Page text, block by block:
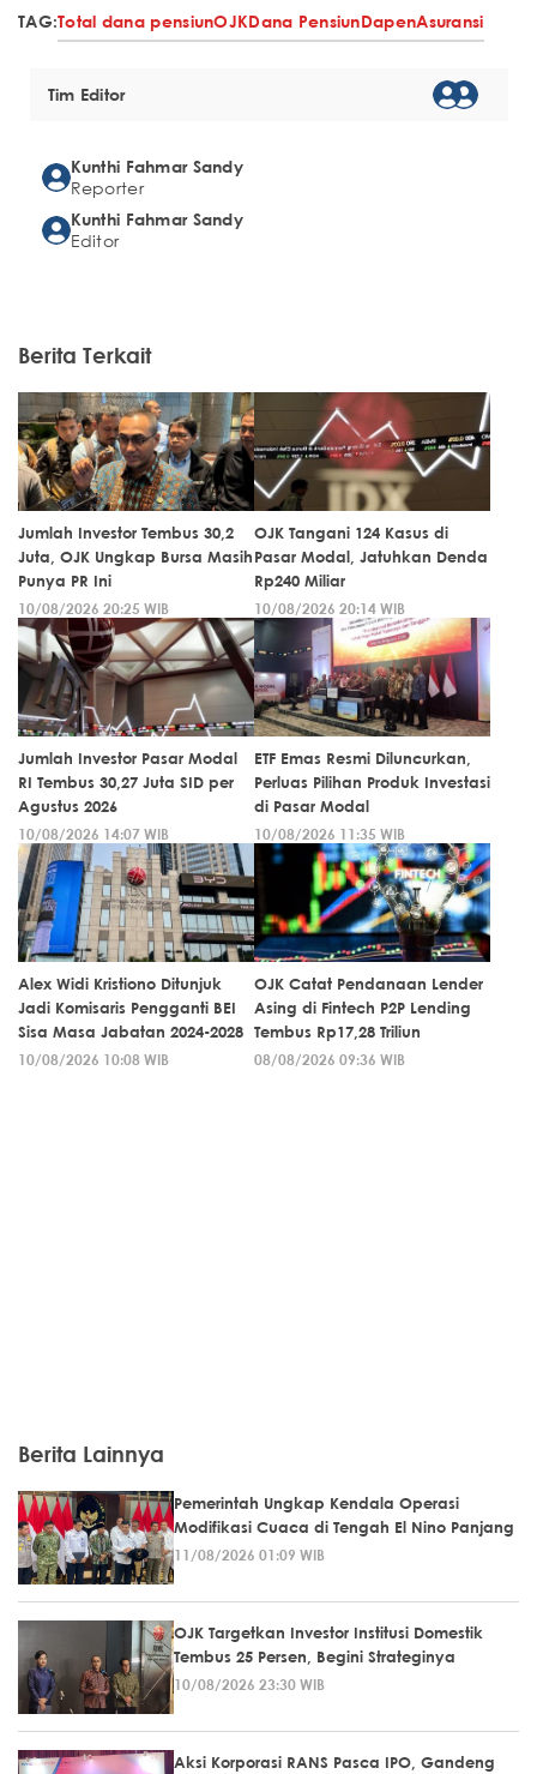
TAG:Total dana pensiunOJKDana PensiunDapenAsuransi
Tim Editor
Kunthi Fahmar Sandy
Reporter
Kunthi Fahmar Sandy
Editor
Berita Terkait
Jumlah Investor Tembus 30,2
Juta, OJK Ungkap Bursa Masih
Punya PR Ini
10/08/2026 20:25 WIB
OJK Tangani 124 Kasus di
Pasar Modal, Jatuhkan Denda
Rp240 Miliar
10/08/2026 20:14 WIB
Jumlah Investor Pasar Modal
RI Tembus 30,27 Juta SID per
Agustus 2026
10/08/2026 14:07 WIB
ETF Emas Resmi Diluncurkan,
Perluas Pilihan Produk Investasi
di Pasar Modal
10/08/2026 11:35 WIB
Alex Widi Kristiono Ditunjuk
Jadi Komisaris Pengganti BEI
Sisa Masa Jabatan 2024-2028
10/08/2026 10:08 WIB
OJK Catat Pendanaan Lender
Asing di Fintech P2P Lending
Tembus Rp17,28 Triliun
08/08/2026 09:36 WIB
Berita Lainnya
Pemerintah Ungkap Kendala Operasi
Modifikasi Cuaca di Tengah El Nino Panjang
11/08/2026 01:09 WIB
OJK Targetkan Investor Institusi Domestik
Tembus 25 Persen, Begini Strateginya
10/08/2026 23:30 WIB
Aksi Korporasi RANS Pasca IPO, Gandeng